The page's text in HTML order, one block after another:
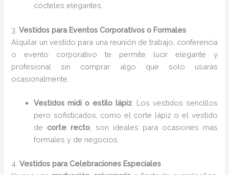
cócteles elegantes.
3.Vestidos para Eventos Corporativos o Formales
Alquilar un vestido para una reunión de trabajo, conferencia
o evento corporativo te permite lucir elegante y
profesional sin comprar algo que solo usarás
ocasionalmente.
Vestidos midi o estilo lápiz: Los vestidos sencillos
pero sofisticados, como el corte lápiz o el vestido
decorte recto , son ideales para ocasiones más
formales y de negocios.
4.Vestidos para Celebraciones Especiales